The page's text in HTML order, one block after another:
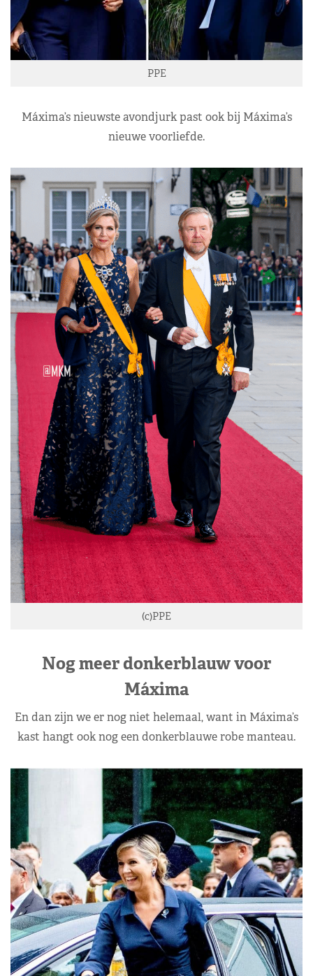
PPE
Máxima’s nieuwste avondjurk past ook bij Máxima’s
nieuwe voorliefde.
(c)PPE
Nog meer donkerblauw voor
Máxima
En dan zijn we er nog niet helemaal, want in Máxima’s
kast hangt ook nog een donkerblauwe robe manteau.